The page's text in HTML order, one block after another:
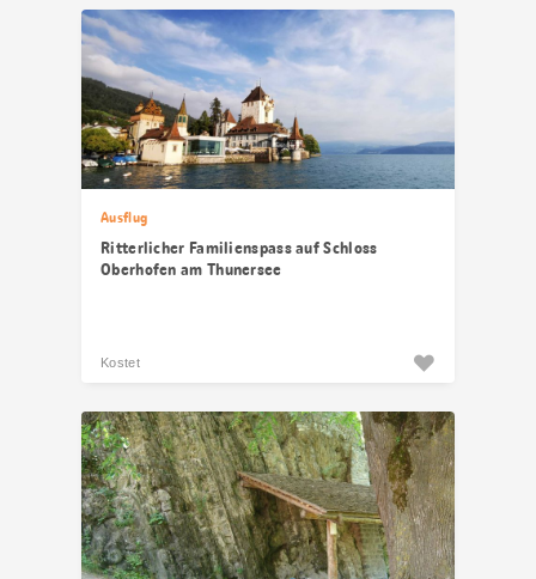
Ausflug
Ritterlicher Familienspass auf Schloss
Oberhofen am Thunersee
Kostet